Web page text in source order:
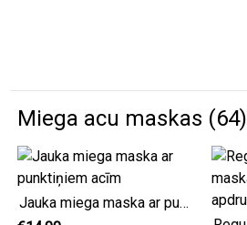
Miega acu maskas (64)
Jauka miega maska ar punktiņiem acīm